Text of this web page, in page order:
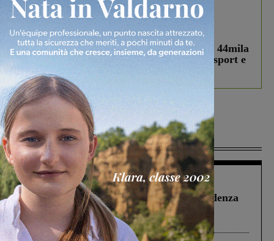
In vetrina 3 Agosto 2026
Estra Notizie agosto: Smart Cities, oltre 44mila
studenti coinvolti, torna il bando per lo sport e
debutta il podcast Estrair
Più lette
Figline Incisa Valdarno 1 Agosto 2026
Piscina di Figline finanziata oltre la scadenza
Pnrr, il gruppo di Fratelli d’Italia: “Un
ringraziamento al Governo”